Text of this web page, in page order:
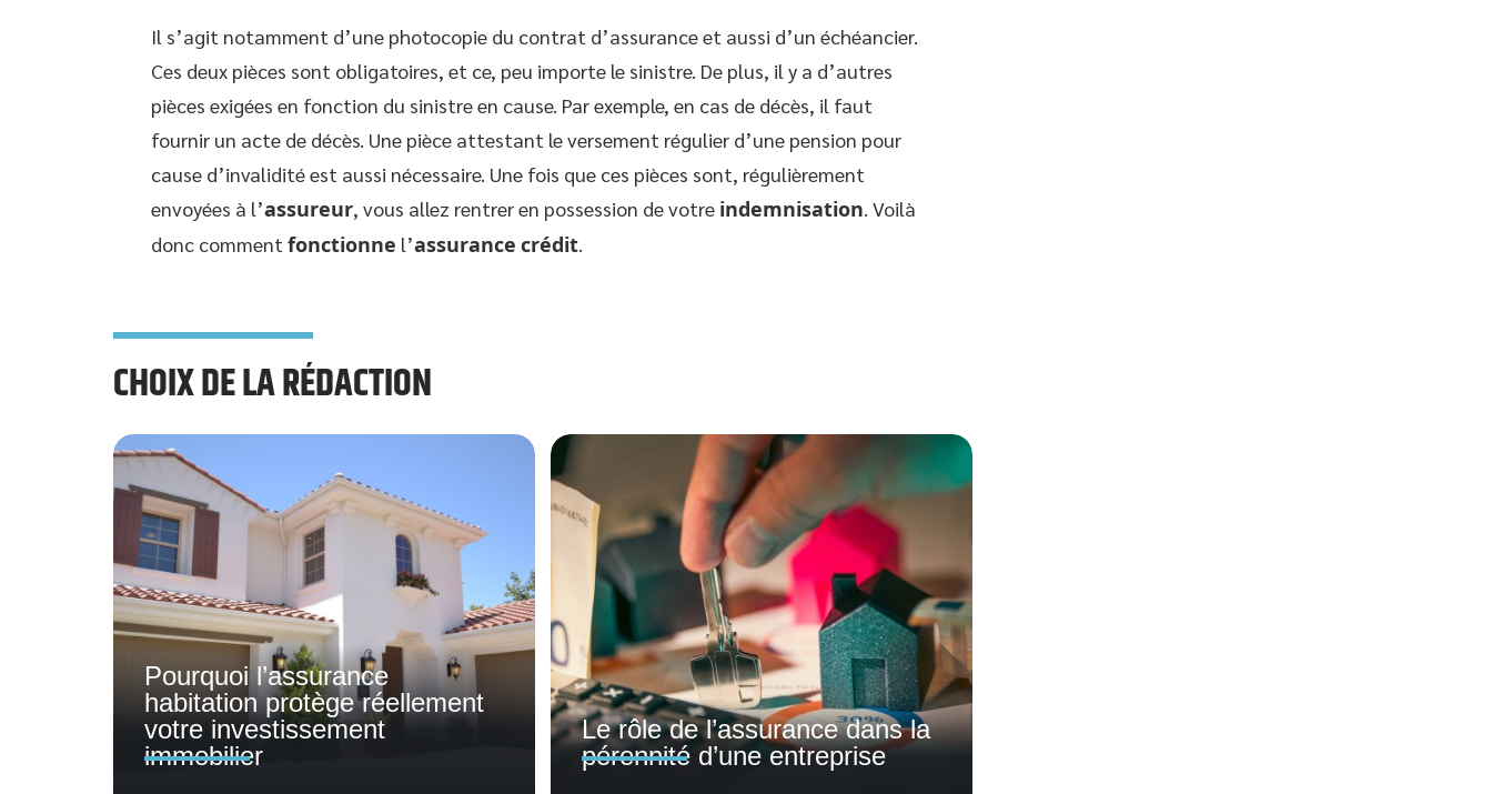
Il s’agit notamment d’une photocopie du contrat d’assurance et aussi d’un échéancier.
Ces deux pièces sont obligatoires, et ce, peu importe le sinistre. De plus, il y a d’autres
pièces exigées en fonction du sinistre en cause. Par exemple, en cas de décès, il faut
fournir un acte de décès. Une pièce attestant le versement régulier d’une pension pour
cause d’invalidité est aussi nécessaire. Une fois que ces pièces sont, régulièrement
envoyées à l’assureur, vous allez rentrer en possession de votre indemnisation . Voilà
donc comment fonctionne l’assurance crédit
CHOIX DE LA RÉDACTION
Pourquoi l’assurance
habitation protège réellement
votre investissement
immobilier
Le rôle de l’assurance dans la
pérennité d’une entreprise